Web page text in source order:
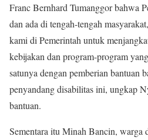
Franc Bernhard Tumanggor bahwa
dan ada di tengah-tengah
kami di Pemerintah untuk
kebijakan dan program-program
satunya dengan pemberian bantuan
penyandang disabilitas ini, ungkap
bantuan.
Sementara itu Minah Bancin, warga